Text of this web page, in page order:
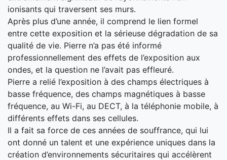
ionisants qui traversent ses murs.
Après plus d’une année, il comprend le lien formel
entre cette exposition et la sérieuse dégradation de sa
qualité de vie. Pierre n’a pas été informé
professionnellement des effets de l’exposition aux
ondes, et la question ne l’avait pas effleuré.
Pierre a relié l’exposition à des champs électriques à
basse fréquence, des champs magnétiques à basse
fréquence, au Wi-Fi, au DECT, à la téléphonie mobile, à
différents effets dans ses cellules.
Il a fait sa force de ces années de souffrance, qui lui
ont donné un talent et une expérience uniques dans la
création d’environnements sécuritaires qui accélèrent